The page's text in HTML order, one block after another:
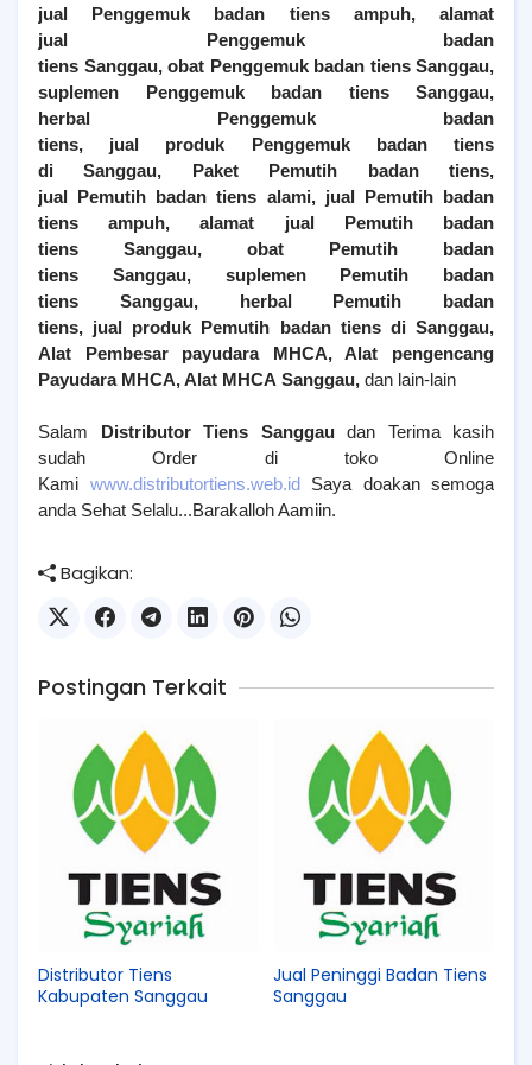
jual Penggemuk badan tiens ampuh, alamat
jual Penggemukbadan
tiens Sanggau, obat Penggemukbadan tiens Sanggau,
suplemen Penggemukbadan tiens Sanggau,
herbal Penggemuk badan
tiens, jual produk Penggemukbadan tiens
diSanggau, Paket Pemutih badan tiens,
jual Pemutih badan tiens alami, jual Pemutihbadan
tiens ampuh, alamat jual Pemutihbadan
tiens Sanggau, obat Pemutih badan
tiens Sanggau, suplemen Pemutih badan
tiens Sanggau, herbal Pemutih badan
tiens, jual produk Pemutih badan tiens diSanggau,
Alat Pembesar payudara MHCA, Alat pengencang
Payudara MHCA, Alat MHCA Sanggau, dan lain-lain
Salam Distributor Tiens Sanggaudan Terima kasih
sudah Order di toko Online
Kami www.distributortiens.web.idSaya doakan semoga
anda Sehat Selalu...Barakalloh Aamiin.
Bagikan:
Postingan Terkait
Distributor Tiens
Kabupaten Sanggau
Jual Peninggi Badan Tiens
Sanggau